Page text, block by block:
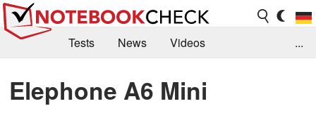
Tests News
Videos
Kaufberatung
Deals Suche
...
Elephone A6 Mini